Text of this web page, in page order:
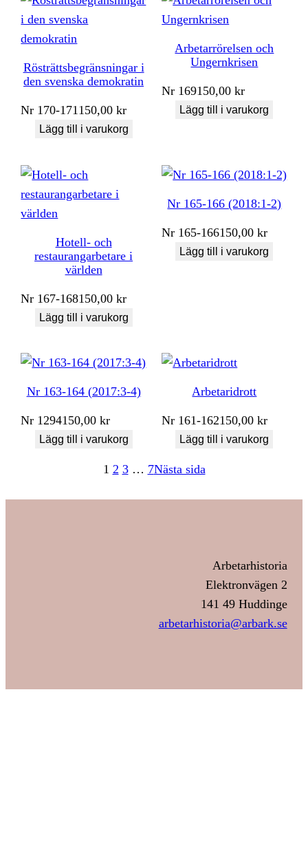
Rösträttsbegränsningar i
den svenska demokratin
Nr 170-171150,00kr
Lägg till i varukorg
Arbetarrörelsen och
Ungernkrisen
Nr 169150,00kr
Lägg till i varukorg
Hotell- och
restaurangarbetare i
världen
Nr 167-168150,00kr
Lägg till i varukorg
Nr 165-166 (2018:1-2)
Nr 165-166150,00kr
Lägg till i varukorg
Nr 163-164 (2017:3-4)
Nr 1294150,00kr
Lägg till i varukorg
Arbetaridrott
Nr 161-162150,00kr
Lägg till i varukorg
1 2 3 … 7Nästa sida
Arbetarhistoria
Elektronvägen 2
141 49 Huddinge
arbetarhistoria@arbark.se